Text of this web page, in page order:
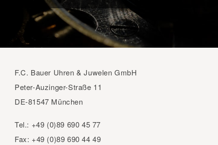
F.C. Bauer Uhren & Juwelen GmbH
Peter-Auzinger-Straße 11
DE-81547 München
Tel.: +49 (0)89 690 45 77
Fax: +49 (0)89 690 44 49